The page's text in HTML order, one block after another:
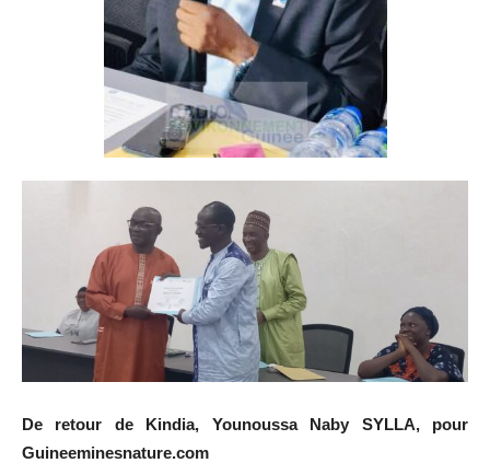
De retour de Kindia, Younoussa Naby SYLLA, pour
Guineeminesnature.com